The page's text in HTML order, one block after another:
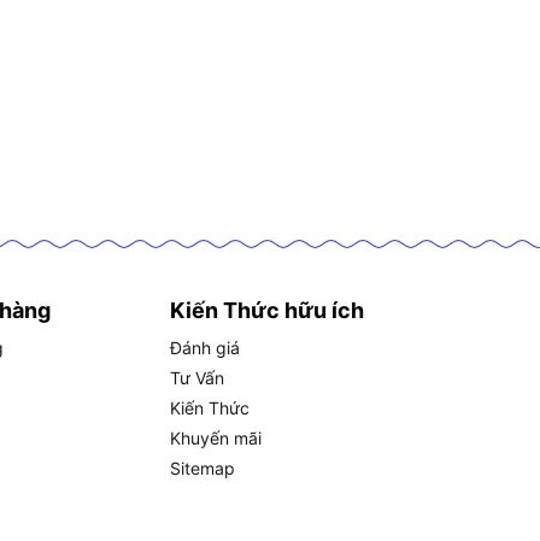
Kiến Thức hữu ích
Đánh giá
Tư Vấn
Kiến Thức
Khuyến mãi
Sitemap